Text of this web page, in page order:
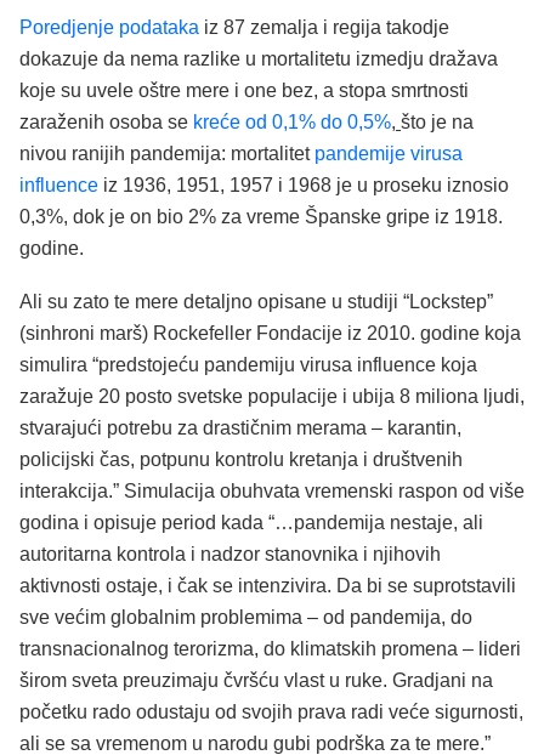
Poredjenje podataka iz 87 zemalja i regija takodje
dokazuje da nema razlike u mortalitetu izmedju dražava
koje su uvele oštre mere i one bez, a stopa smrtnosti
zaraženih osoba se kreće od 0,1% do 0,5%, što je na
nivou ranijih pandemija: mortalitet pandemije virusa
influence iz 1936, 1951, 1957 i 1968 je u proseku iznosio
0,3%, dok je on bio 2% za vreme Španske gripe iz 1918.
godine.
Ali su zato te mere detaljno opisane u studiji “Lockstep”
(sinhroni marš) Rockefeller Fondacije iz 2010. godine koja
simulira “predstojeću pandemiju virusa influence koja
zaražuje 20 posto svetske populacije i ubija 8 miliona ljudi,
stvarajući potrebu za drastičnim merama – karantin,
policijski čas, potpunu kontrolu kretanja i društvenih
interakcija.” Simulacija obuhvata vremenski raspon od više
godina i opisuje period kada “…pandemija nestaje, ali
autoritarna kontrola i nadzor stanovnika i njihovih
aktivnosti ostaje, i čak se intenzivira. Da bi se suprotstavili
sve većim globalnim problemima – od pandemija, do
transnacionalnog terorizma, do klimatskih promena – lideri
širom sveta preuzimaju čvršću vlast u ruke. Gradjani na
početku rado odustaju od svojih prava radi veće sigurnosti,
ali se sa vremenom u narodu gubi podrška za te mere.”